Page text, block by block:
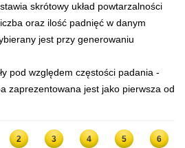
skrótowy układ powtarzalności
oraz ilość padnięć w danym
jest przy generowaniu
pod względem częstości padania -
zaprezentowana jest jako pierwsza od
2 3 4 5 6